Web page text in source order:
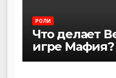
РОЛИ
Что делает
игре Мафия?